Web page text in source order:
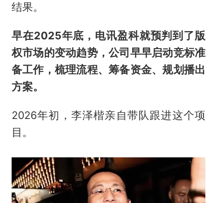
结果。
早在2025年底，电讯盈科就预判到了版
权市场的变动趋势，公司早早启动竞标准
备工作，梳理流程、筹备资金、规划播出
方案。
2026年初， 李泽楷亲自带队跟进这个项
目。